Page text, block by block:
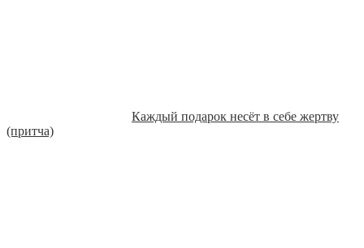
Каждый подарок несёт в себе жертву
(притча)